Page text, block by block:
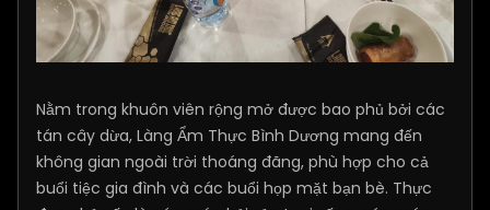
Nằm trong khuôn viên rộng mở được bao phủ bởi các
tán cây dừa, Làng Ẩm Thực Bình Dương mang đến
không gian ngoài trời thoáng đãng, phù hợp cho cả
buổi tiệc gia đình và các buổi họp mặt bạn bè. Thực